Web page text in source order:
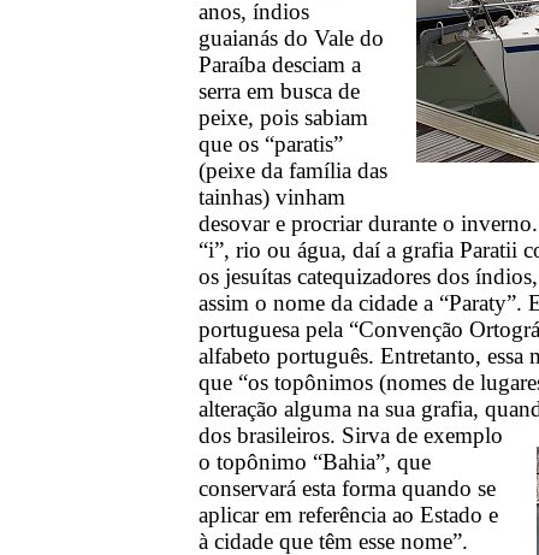
anos, índios
guaianás do Vale do
Paraíba desciam a
serra em busca de
peixe, pois sabiam
que os “paratis”
(peixe da família das
tainhas) vinham
desovar e procriar durante o
“i”, rio ou água, daí a grafia Paratii
os jesuítas catequizadores dos
assim o nome da cidade a
portuguesa pela “Convenção
alfabeto português. Entretanto,
que “os topônimos (nomes de
alteração alguma na sua grafia,
dos brasileiros. Sirva de exemplo
o topônimo “Bahia”, que
conservará esta forma quando se
aplicar em referência ao Estado e
à cidade que têm esse nome”.